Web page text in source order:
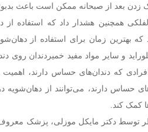
زدن بعد از صبحانه ممکن است باعث
همچنین هشدار داد که استفاده
که بهترین زمان برای استفاده از
و سایر مواد مفید خمیردندان روی
که دندان‌های حساس دارند،
حساس دارند، می‌توانند از دهان‌شویه
کمک کند.
توسط دکتر مایکل موزلی، پزشک